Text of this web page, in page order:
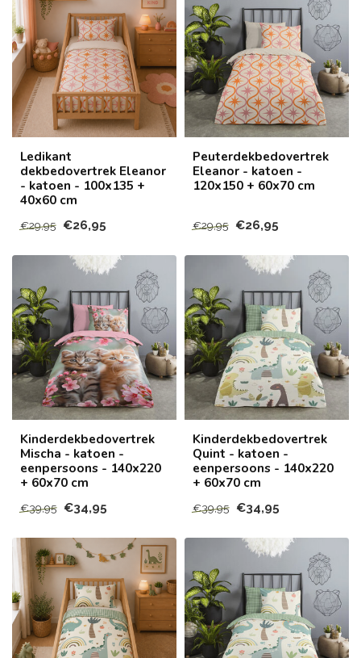
Ledikant
dekbedovertrek Eleanor
- katoen - 100x135 +
40x60 cm
€29,95 €26,95
Peuterdekbedovertrek
Eleanor - katoen -
120x150 + 60x70 cm
€29,95 €26,95
Kinderdekbedovertrek
Mischa - katoen -
eenpersoons - 140x220
+ 60x70 cm
€39,95 €34,95
Kinderdekbedovertrek
Quint - katoen -
eenpersoons - 140x220
+ 60x70 cm
€39,95 €34,95